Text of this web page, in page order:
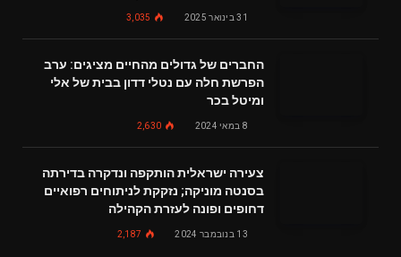
31 בינואר 2025 3,035
החברים של גדולים מהחיים מציגים: ערב
הפרשת חלה עם נטלי דדון בבית של אלי
ומיטל בכר
8 במאי 2024 2,630
צעירה ישראלית הותקפה ונדקרה בדירתה
בסנטה מוניקה; נזקקת לניתוחים רפואיים
דחופים ופונה לעזרת הקהילה
13 בנובמבר 2024 2,187